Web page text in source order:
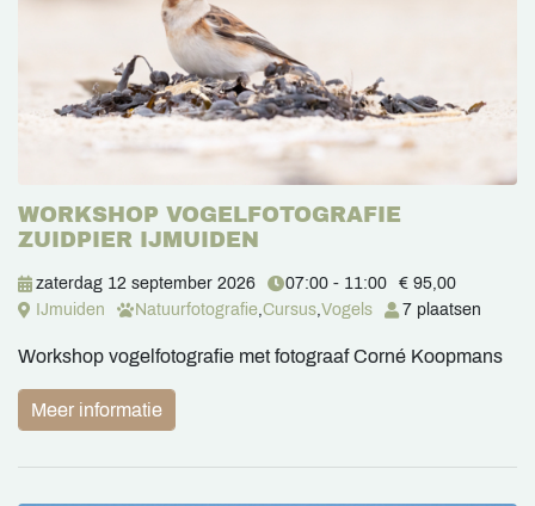
WORKSHOP VOGELFOTOGRAFIE
ZUIDPIER IJMUIDEN
zaterdag 12 september 2026 07:00 - 11:00
€ 95,00
IJmuiden
Natuurfotografie Cursus Vogels 7 plaatsen
Workshop vogelfotografie met fotograaf Corné Koopmans
Meer informatie